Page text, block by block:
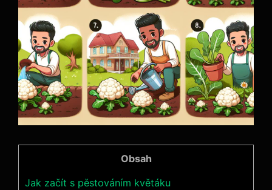
Obsah
Jak začít s pěstováním květáku